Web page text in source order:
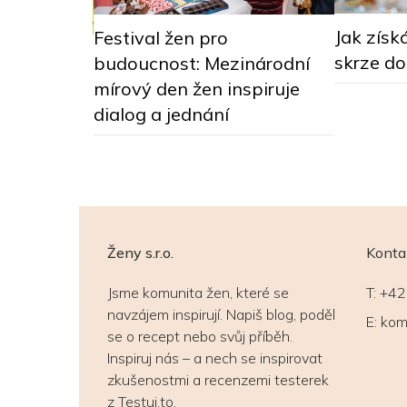
Festival žen pro
budoucnost: Mezinárodní
mírový den žen inspiruje
dialog a jednání
Jak
skrze
Ženy s.r.o.
Jsme komunita žen, které se
navzájem inspirují. Napiš blog, poděl
se o recept nebo svůj příběh.
Inspiruj nás – a nech se inspirovat
zkušenostmi a recenzemi testerek
z Testuj.to.
T:
E: